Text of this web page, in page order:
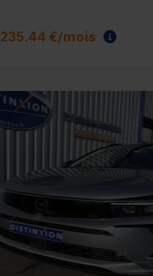
235.44 €/mois